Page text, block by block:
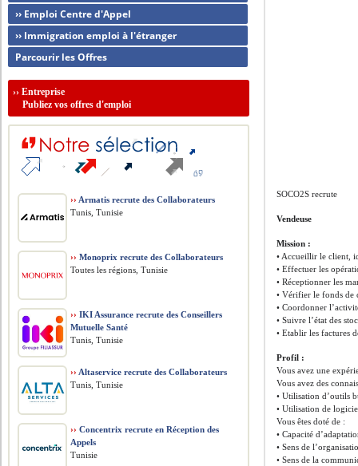
SOCO2S recrute
Vendeuse
Mission :
• Accueillir le client,
• Effectuer les
• Réceptionner les
• Vérifier le fonds de
• Coordonner
• Suivre l’état des
• Etablir les factures
Profil :
Vous avez une
Vous avez des
• Utilisation d’outils
• Utilisation de
Vous êtes doté de :
• Capacité
• Sens de
• Sens de la
›› Emploi Centre d'Appel
›› Immigration emploi à l'étranger
Parcourir les Offres
››Entreprise
Publiez vos offres d'emploi
›› Armatis recrute des Collaborateurs
Tunis, Tunisie
›› Monoprix recrute des Collaborateurs
Toutes les régions, Tunisie
›› IKI Assurance recrute des Conseillers
Mutuelle Santé
Tunis, Tunisie
›› Altaservice recrute des Collaborateurs
Tunis, Tunisie
›› Concentrix recrute en Réception des
Appels
Tunisie